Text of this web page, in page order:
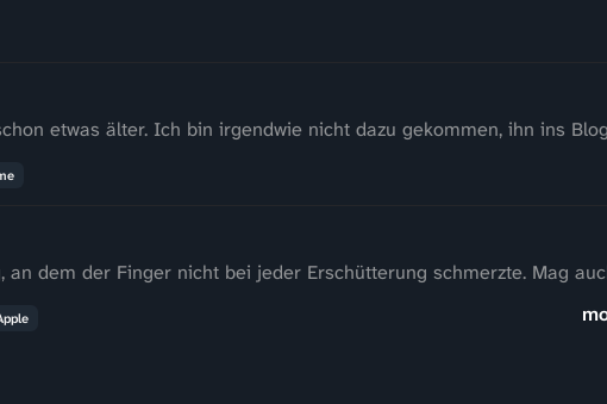
etwas älter. Ich bin irgendwie nicht dazu gekommen, ihn ins
an dem der Finger nicht bei jeder Erschütterung schmerzte. Mag